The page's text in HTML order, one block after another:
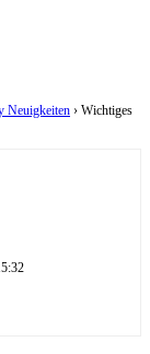
Neuigkeiten › Wichtiges